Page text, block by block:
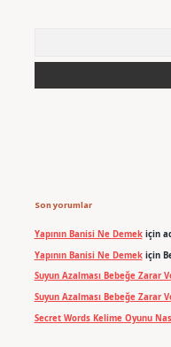
Son yorumlar
Yapının Banisi Ne Demekiçin
Yapının Banisi Ne Demekiçin
Suyun Azalması Bebeğe Zarar
Suyun Azalması Bebeğe Zarar
Secret Words Kelime Oyunu